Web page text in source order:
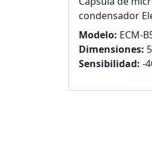
condensador
para
Modelo: ECM-
Dimensiones:
Sensibilidad: -